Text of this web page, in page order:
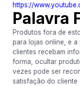
https://
Palavra
Produtos fora de
para lojas online, e
clientes recebam
forma, ocultar
vezes pode ser
satisfação do cliente